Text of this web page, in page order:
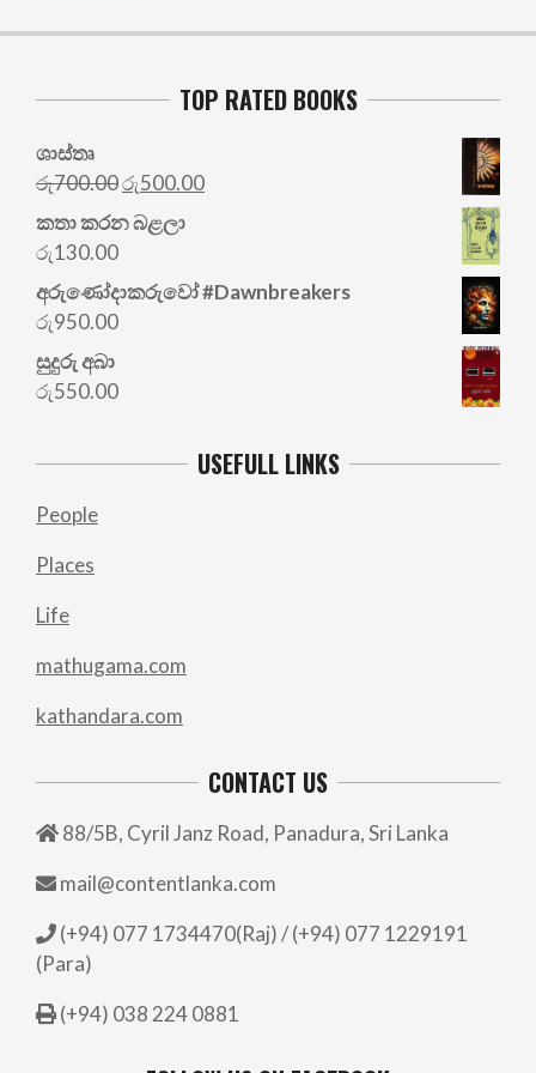
TOP RATED BOOKS
ශාස්තෘ
රු700.00Original
price
was:
රු500.00Current
කතා කරන බළලා
රු130.00
අරු‍ණෝදාකරුවෝ #Dawnbreakers
රු950.00
සුදුරු අබා
රු550.00
USEFULL LINKS
People
Places
Life
mathugama.com
kathandara.com
CONTACT US
88/5B, Cyril Janz Road, Panadura, Sri Lanka
mail@contentlanka.com
(+94) 077 1734470(Raj) / (+94) 077 1229191
(Para)
(+94) 038 224 0881